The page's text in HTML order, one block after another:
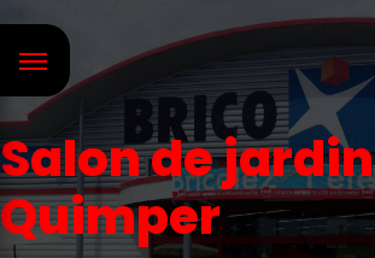
Salon de jardin
Quimper
Panneau de gestion des cookies